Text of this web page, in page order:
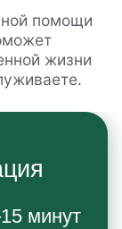
помощи
жизни
минут